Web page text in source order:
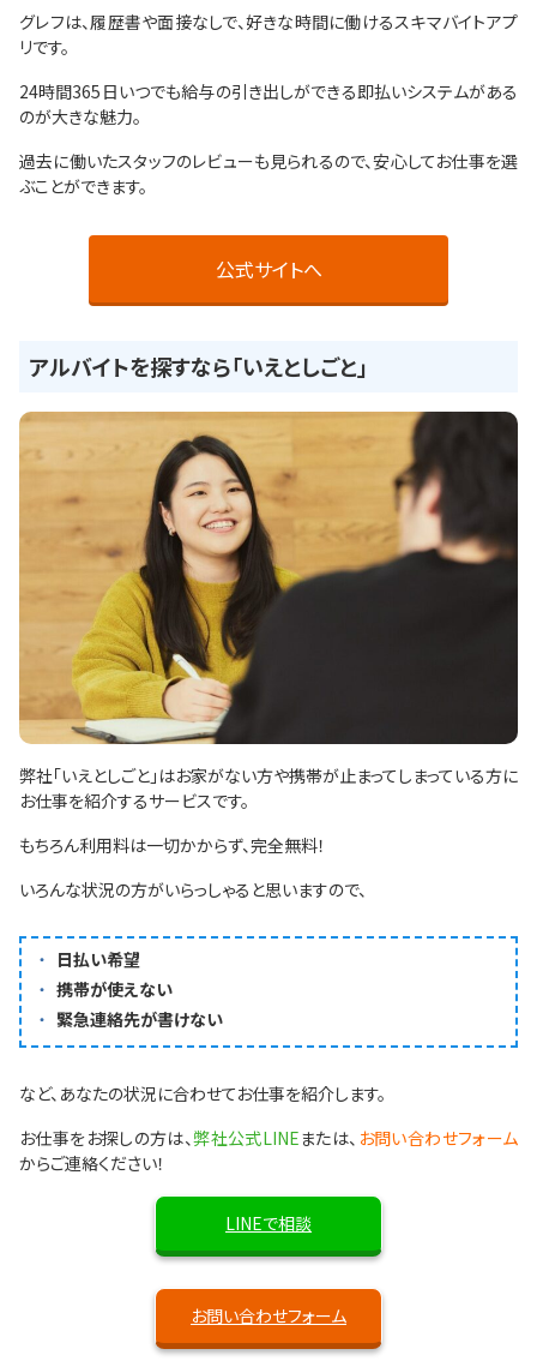
グレフは、履歴書や面接なしで、好きな時間に働けるスキマバイトアプ
リです。
24時間365日いつでも給与の引き出しができる即払いシステムがある
のが大きな魅力。
過去に働いたスタッフのレビューも見られるので、安心してお仕事を選
ぶことができます。
公式サイトへ
アルバイトを探すなら「いえとしごと」
弊社「いえとしごと 」はお家がない方や携帯が止まってしまっている方に
お仕事を紹介するサービスです。
もちろん利用料は一切かからず、完全無料！
いろんな状況の方がいらっしゃると思いますので、
日払い希望
携帯が使えない
緊急連絡先が書けない
など、あなたの状況に合わせてお仕事を紹介します。
お仕事をお探しの方は、弊社公式LINEまたは、 お問い合わせフォーム
からご連絡ください！
LINEで相談
お問い合わせフォーム